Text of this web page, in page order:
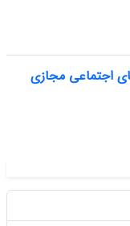
اجتماعی مجازی